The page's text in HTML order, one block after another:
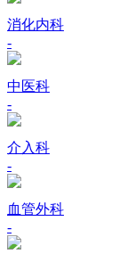
消化内科
-
中医科
-
介入科
-
血管外科
-